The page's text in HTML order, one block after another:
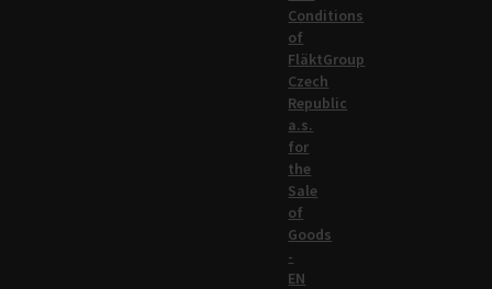
Conditions
of
FläktGroup
Czech
Republic
a.s.
for
the
Sale
of
Goods
-
EN